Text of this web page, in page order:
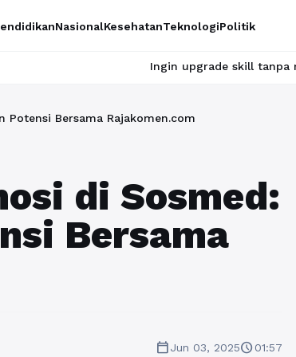
NasionalKesehatanTeknologiPolitik
Ingin upgrade skill tanpa ribet? Temukan
Potensi Bersama Rajakomen.com
di Sosmed:
Bersama
calendar_todayJun 03, 2025schedule01:57